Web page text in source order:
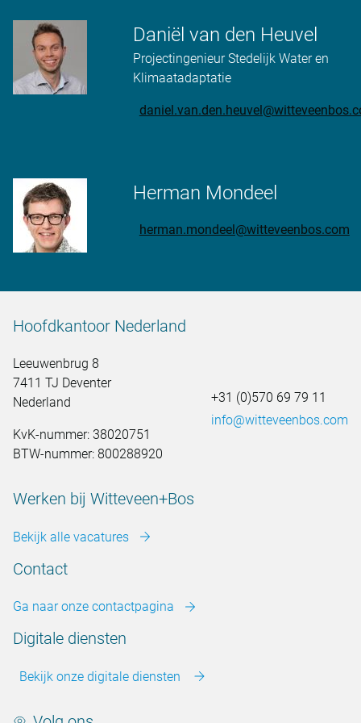
Daniël van den Heuvel
Projectingenieur Stedelijk Water en
Klimaatadaptatie
Herman Mondeel
herman.mondeel@witteveenbos.com
Hoofdkantoor Nederland
Leeuwenbrug 8
7411 TJ Deventer
Nederland
KvK-nummer: 38020751
BTW-nummer: 800288920
+31 (0)570 69 79 11
info@witteveenbos.com
Werken bij Witteveen+Bos
Bekijk alle vacatures
Contact
Ga naar onze contactpagina
Digitale diensten
Bekijk onze digitale diensten